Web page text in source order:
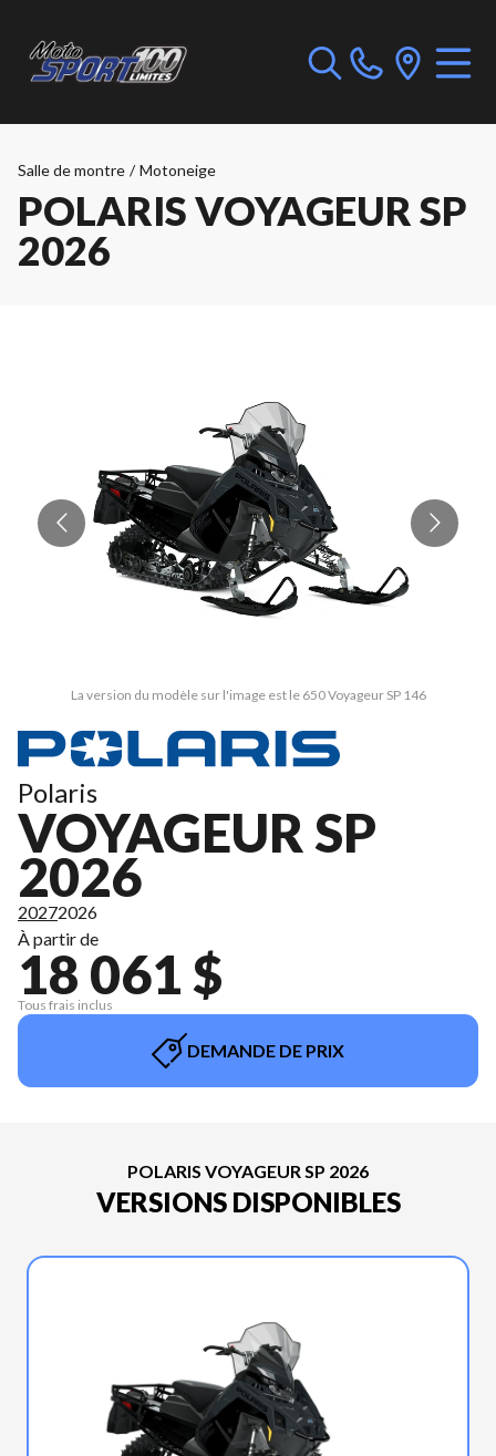
Salle de montre / Motoneige
POLARIS VOYAGEUR SP
2026
La version du modèle sur l'image est le 650 Voyageur SP 146
Polaris
VOYAGEUR SP
2026
20272026
À partir de
18 061 $
Tous frais inclus
DEMANDE DE PRIX
POLARIS VOYAGEUR SP 2026
VERSIONS DISPONIBLES